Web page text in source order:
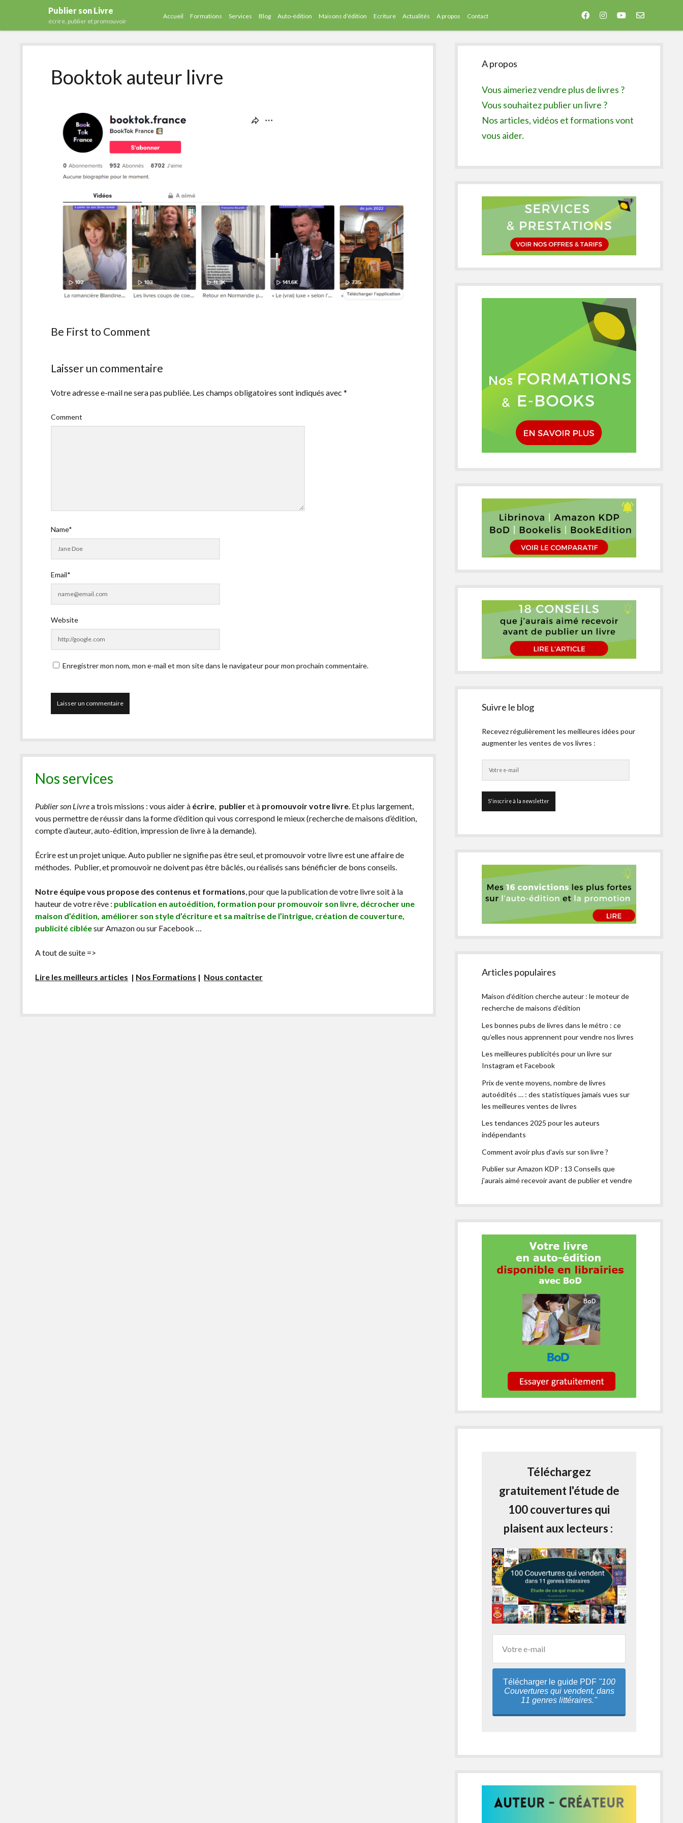
Publier son Livre
écrire, publier et promouvoir
Accueil Formations Services Blog Auto-édition Maisons d’édition Ecriture Actualités A propos Contact facebookinstagram
youtubeemail-
Booktok auteur livre
Be First to Comment
Laisser un commentaire
Votre adresse e-mail ne sera pas publiée. Les champs obligatoires sont indiqués avec*
Comment
Name*
Email*
Website
Enregistrer mon nom, mon e-mail et mon site dans le navigateur pour mon prochain commentaire.
Nos services
Publier son Livrea trois missions : vous aider à écrire, publieret à promouvoir votre livre. Et plus largement,
vous permettre de réussir dans la forme d’édition qui vous correspond le mieux (recherche de maisons d’édition,
compte d’auteur, auto-édition, impression de livre à la demande).
Écrire est un projet unique. Auto publier ne signifie pas être seul, et promouvoir votre livre est une affaire de
méthodes. Publier, et promouvoir ne doivent pas être bâclés, ou réalisés sans bénéficier de bons conseils.
Notre équipe vous propose des contenus et formations, pour que la publication de votre livre soit à la
hauteur de votre rêve : publication en autoédition, formation pour promouvoir son livre, décrocher une
maison d’édition, améliorer son style d’écriture et sa maîtrise de l’intrigue, création de couverture,
publicité cibléesur Amazon ou sur Facebook …
A tout de suite =>
Lire les meilleurs articles | Nos Formations | Nous contacter
Sidebar
A propos
Vous aimeriez vendre plus de livres ?
Vous souhaitez publier un livre ?
Nos articles, vidéos et formations vont
vous aider.
Suivre le blog
Recevez régulièrement les meilleures idées pour
augmenter les ventes de vos livres :
Articles populaires
Maison d’édition cherche auteur : le moteur de
recherche de maisons d’édition
Les bonnes pubs de livres dans le métro : ce
qu’elles nous apprennent pour vendre nos livres
Les meilleures publicités pour un livre sur
Instagram et Facebook
Prix de vente moyens, nombre de livres
autoédités … : des statistiques jamais vues sur
les meilleures ventes de livres
Les tendances 2025 pour les auteurs
indépendants
Comment avoir plus d’avis sur son livre ?
Publier sur Amazon KDP : 13 Conseils que
j’aurais aimé recevoir avant de publier et vendre
Téléchargez
gratuitement l'étude de
100 couvertures qui
plaisent aux lecteurs :
Télécharger le guide PDF "100
Couvertures qui vendent, dans
11 genres littéraires."